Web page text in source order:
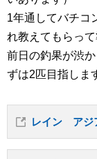
1年通してバチコ
れ教えてもらっ
前日の釣果が渋
ずは2匹目指しま
レイン ア